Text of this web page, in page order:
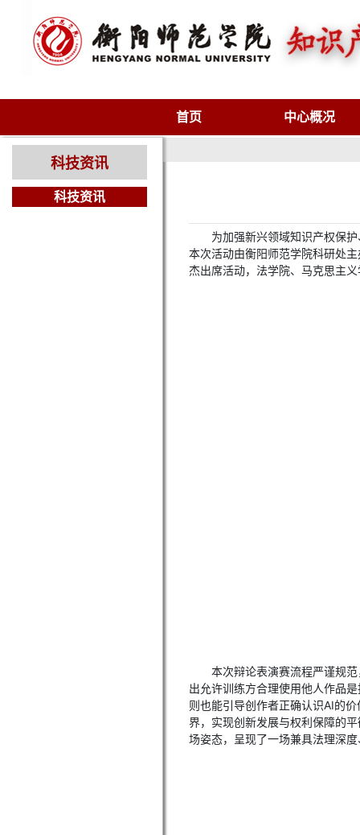
首页 中心概况
科技资讯
科技资讯
为加强新兴领域知识产权保
本次活动由衡阳师范学院科研处
杰出席活动，法学院、马克思主
本次辩论表演赛流程严谨规
出允许训练方合理使用他人作品
则也能引导创作者正确认识AI的
界，实现创新发展与权利保障的
场姿态，呈现了一场兼具法理深